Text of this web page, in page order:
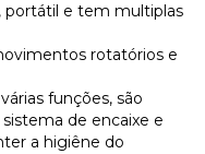
portátil e tem multiplas
rotatórios e
funções, são
de encaixe e
a higiêne do